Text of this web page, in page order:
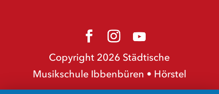
Copyright 2026 Städtische
Musikschule Ibbenbüren • Hörstel